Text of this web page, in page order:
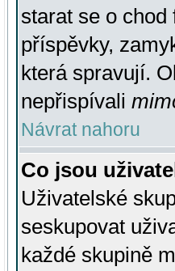
starat se o
příspěvky,
která spravují.
nepřispívali
Návrat nahoru
Co jsou
Uživatelské
seskupovat
každé skupině